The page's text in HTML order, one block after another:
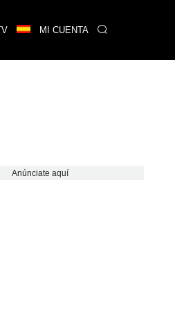
MI CUENTA
Anúnciate aquí